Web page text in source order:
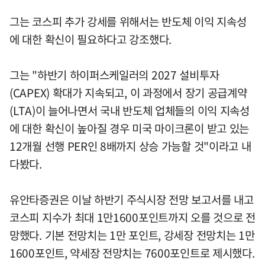
그는 코스피 추가 강세를 위해서는 반도체 이익 지속성
에 대한 확신이 필요하다고 강조했다.
그는 "하반기 하이퍼스케일러의 2027 설비투자
(CAPEX) 확대가 지속되고, 이 과정에서 장기 공급계약
(LTA)이 늘어나면서 국내 반도체 업체들의 이익 지속성
에 대한 확신이 높아질 경우 미국 마이크론이 받고 있는
12개월 선행 PER인 8배까지 상승 가능할 것"이라고 내
다봤다.
유안타증권은 이날 하반기 주식시장 전망 보고서를 내고
코스피 지수가 최대 1만1600포인트까지 오를 것으로 전
망했다. 기본 전망치는 1만 포인트, 강세장 전망치는 1만
1600포인트, 약세장 전망치는 7600포인트로 제시했다.